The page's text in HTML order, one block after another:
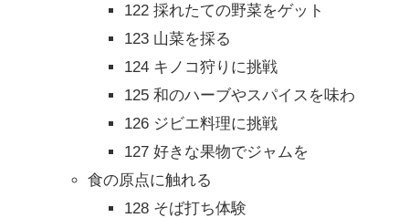
122 採れたての野菜をゲット
123 山菜を採る
124 キノコ狩りに挑戦
125 和のハーブやスパイスを味わ
126 ジビエ料理に挑戦
127 好きな果物でジャムを
食の原点に触れる
128 そば打ち体験